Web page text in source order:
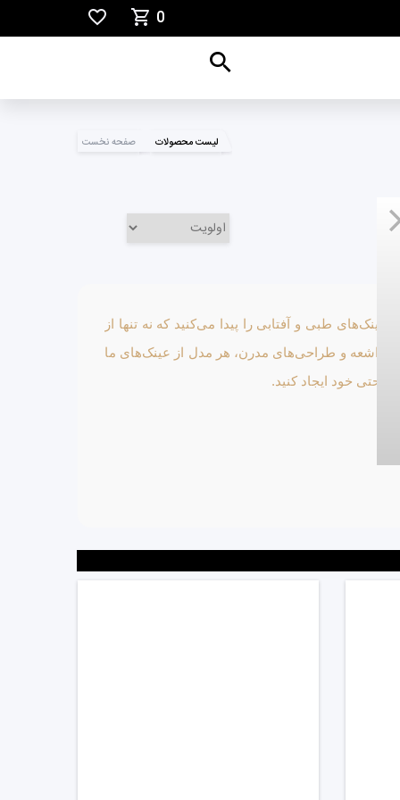
0
صفحه نخست لیست محصولات
طبی و آفتابی را پیدا می‌کنید که نه تنها از
و طراحی‌های مدرن، هر مدل از عینک‌های ما
خود ایجاد کنید.